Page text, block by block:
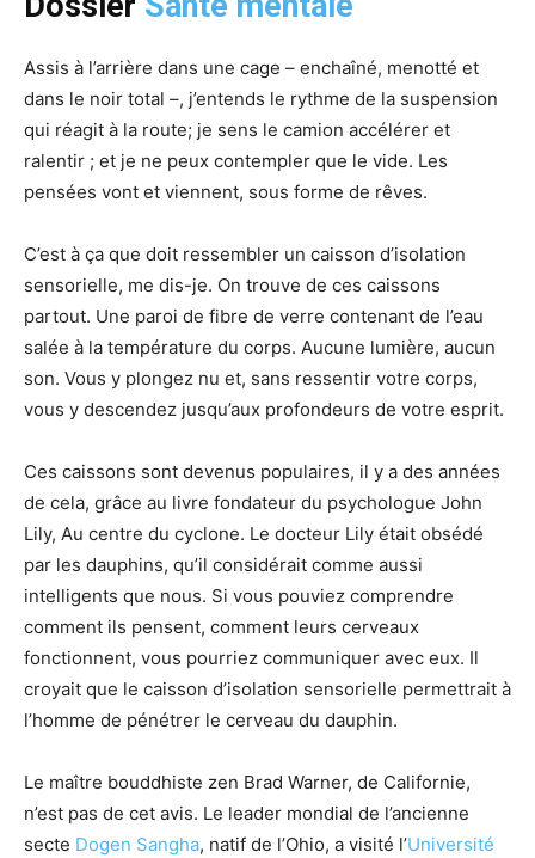
Assis à l’arrière dans une cage – enchaîné, menotté et
dans le noir total –, j’entends le rythme de la suspension
qui réagit à la route; je sens le camion accélérer et
ralentir ; et je ne peux contempler que le vide. Les
pensées vont et viennent, sous forme de rêves.
C’est à ça que doit ressembler un caisson d’isolation
sensorielle, me dis-je. On trouve de ces caissons
partout. Une paroi de fibre de verre contenant de l’eau
salée à la température du corps. Aucune lumière, aucun
son. Vous y plongez nu et, sans ressentir votre corps,
vous y descendez jusqu’aux profondeurs de votre esprit.
Ces caissons sont devenus populaires, il y a des années
de cela, grâce au livre fondateur du psychologue John
Lily, Au centre du cyclone. Le docteur Lily était obsédé
par les dauphins, qu’il considérait comme aussi
intelligents que nous. Si vous pouviez comprendre
comment ils pensent, comment leurs cerveaux
fonctionnent, vous pourriez communiquer avec eux. Il
croyait que le caisson d’isolation sensorielle permettrait à
l’homme de pénétrer le cerveau du dauphin.
Le maître bouddhiste zen Brad Warner, de Californie,
n’est pas de cet avis. Le leader mondial de l’ancienne
secte Dogen Sangha, natif de l’Ohio, a visité l’Université